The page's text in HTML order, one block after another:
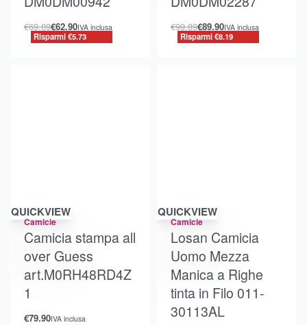
€69.89€62.90IVA inclusa
Risparmi €5.73
€99.89€89.90IVA inclusa
Risparmi €8.19
QUICKVIEW
Camicie
Camicia stampa all
over Guess
art.M0RH48RD4Z
1
€79.90IVA inclusa
Risparmi €6.39
QUICKVIEW
Camicie
Losan Camicia
Uomo Mezza
Manica a Righe
tinta in Filo 011-
30113AL